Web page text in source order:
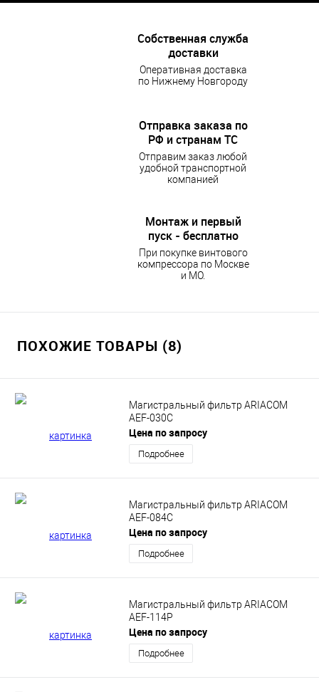
Собственная служба
доставки
Оперативная доставка
по Нижнему Новгороду
Отправка заказа по
РФ и странам ТС
Отправим заказ любой
удобной транспортной
компанией
Монтаж и первый
пуск - бесплатно
При покупке винтового
компрессора по Москве
и МО.
ПОХОЖИЕ ТОВАРЫ (8)
Магистральный фильтр ARIACOM
AEF-030C
Цена по запросу
Подробнее
Магистральный фильтр ARIACOM
AEF-084C
Цена по запросу
Подробнее
Магистральный фильтр ARIACOM
AEF-114P
Цена по запросу
Подробнее